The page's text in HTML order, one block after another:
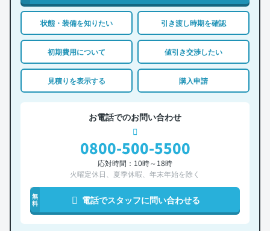
状態・装備を知りたい 引き渡し時期を確認
初期費用について 値引き交渉したい
見積りを表示する 購入申請
お電話でのお問い合わせ
0800-500-5500
応対時間：10時～18時
火曜定休日、夏季休暇、年末年始を除く
無
料
電話でスタッフに問い合わせる